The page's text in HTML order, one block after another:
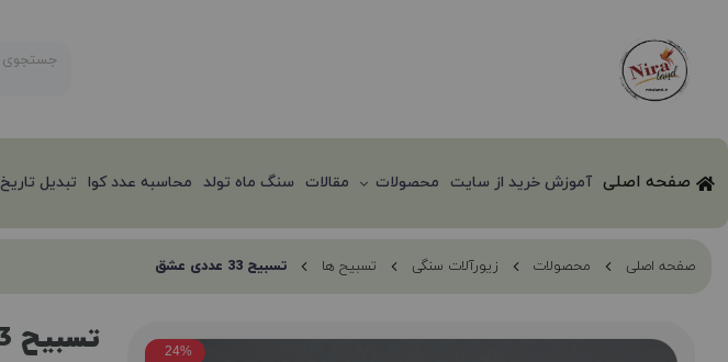
صفحه اصلی آموزش خرید از سایت محصولات مقالات سنگ ماه تولد محاسبه عدد کوا تبدیل تاریخ
صفحه اصلی محصولات زیورآلات سنگی تسبیح ها تسبیح 33 عددی عشق
24% تسبیح 33 عددی عشق